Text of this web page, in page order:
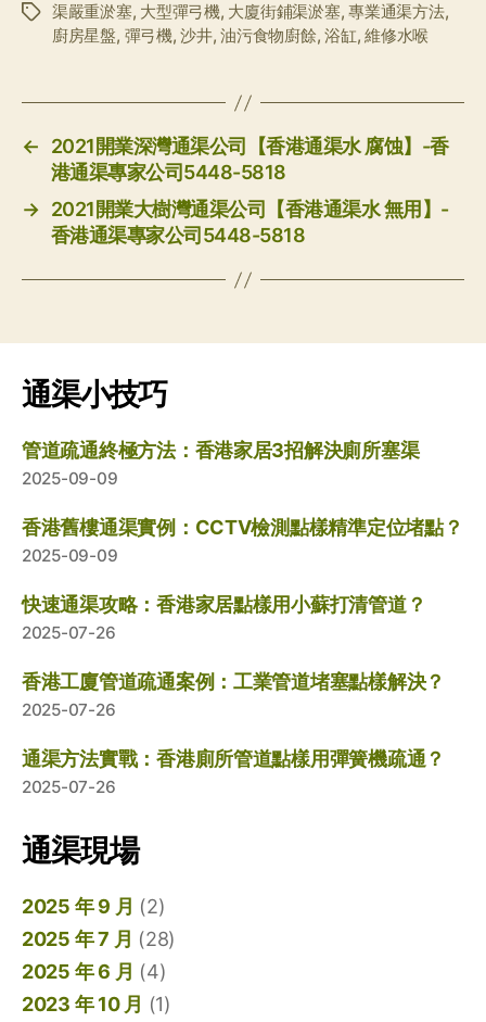
标
渠嚴重淤塞, 大型彈弓機, 大廈街鋪渠淤塞,專業通渠方法,
廚房星盤, 彈弓機,沙井,油污食物廚餘,浴缸,維修水喉
←
2021開業深灣通渠公司【香港通渠水 腐蚀】-香
港通渠專家公司5448-5818
→ 2021開業大樹灣通渠公司【香港通渠水 無用】-
香港通渠專家公司5448-5818
通渠小技巧
管道疏通終極方法：香港家居3招解決廁所塞渠
2025-09-09
香港舊樓通渠實例：CCTV檢測點樣精準定位堵點？
2025-09-09
快速通渠攻略：香港家居點樣用小蘇打清管道？
2025-07-26
香港工廈管道疏通案例：工業管道堵塞點樣解決？
2025-07-26
通渠方法實戰：香港廁所管道點樣用彈簧機疏通？
2025-07-26
通渠現場
2025 年 9 月 (2)
2025 年 7 月 (28)
2025 年 6 月 (4)
2023 年 10 月 (1)